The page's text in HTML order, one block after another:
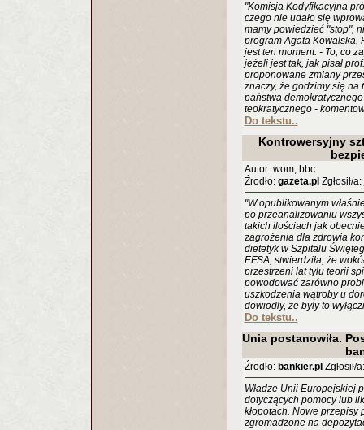
"Komisja Kodyfikacyjna
czego nie udało się
mamy powiedzieć "stop",
program Agata Kowalska.
jest ten moment. - To, co
jeżeli jest tak, jak pisał
proponowane zmiany
znaczy, że godzimy się
państwa
teokratycznego -
Do tekstu..
Kontrowersyjny
Autor: wom, bbc
Źrodło: gazeta.pl Zgłosił/a:
"W opublikowanym
po przeanalizowaniu
takich ilościach jak
zagrożenia dla zdrowia
dietetyk w Szpitalu
EFSA, stwierdziła, że
przestrzeni lat tylu teorii
powodować zarówno
uszkodzenia wątroby u
dowiodły, że były to
Do tekstu..
Unia postanowiła.
Źrodło: bankier.pl Zgłosił/
Władze Unii Europejskiej
dotyczących pomocy lub
kłopotach. Nowe
zgromadzone na